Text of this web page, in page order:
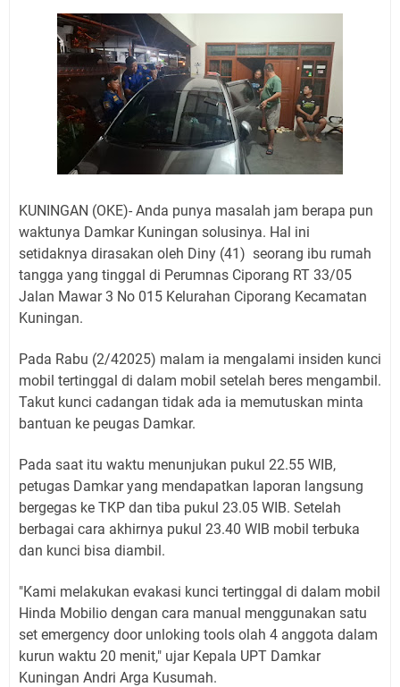
Mau Perpanjang SIM? Ini Lokasi Mobil Keliling
Kuningan Sabtu 8 Agustus 2026
Sabtu 8 Agustus 2026 Layanan Mobil Samsat Keliling
Ada di Sini!
Agenda Kegiatan Bupati Kuningan Jumat 7 Agustus
2026 Ada Tiga, Tapi yang Bakal Dihadiri Hanya Satu
Selasa 11 Agustus 2026 Bakal Terjadi Pemadaman
Agenda Kegiatan Bupati Senin 10 Agustus 2026 Ada
Tiga, Wabup dan Sekda Kuningan Dua Acara
KUNINGAN (OKE)- Anda punya masalah jam berapa pun
waktunya Damkar Kuningan solusinya. Hal ini
setidaknya dirasakan oleh Diny (41) seorang ibu rumah
tangga yang tinggal di Perumnas Ciporang RT 33/05
Jalan Mawar 3 No 015 Kelurahan Ciporang Kecamatan
Kuningan.
Pada Rabu (2/42025) malam ia mengalami insiden kunci
mobil tertinggal di dalam mobil setelah beres mengambil.
Takut kunci cadangan tidak ada ia memutuskan minta
bantuan ke peugas Damkar.
Pada saat itu waktu menunjukan pukul 22.55 WIB,
petugas Damkar yang mendapatkan laporan langsung
bergegas ke TKP dan tiba pukul 23.05 WIB. Setelah
berbagai cara akhirnya pukul 23.40 WIB mobil terbuka
dan kunci bisa diambil.
"Kami melakukan evakasi kunci tertinggal di dalam mobil
Hinda Mobilio dengan cara manual menggunakan satu
set emergency door unloking tools olah 4 anggota dalam
kurun waktu 20 menit," ujar Kepala UPT Damkar
Kuningan Andri Arga Kusumah.